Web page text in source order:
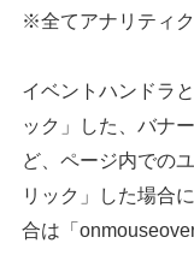
※全てアナリティ
イベントハンドラ
ック」した、バナ
ど、ページ内での
リック」した場合
合は「